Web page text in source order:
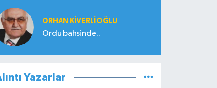
ORHAN KIVERLIOĞLU
Ordu bahsinde..
Yazarlar